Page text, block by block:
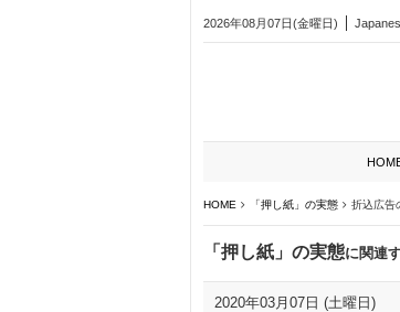
2026年08月07日(金曜日)
HOME 「押し紙」の実態 折込広告
「押し紙」の実態に関連
2020年03月07日 (土曜日)